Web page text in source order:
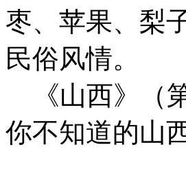
枣、苹果、梨
民俗风情。
《山西》（
你不知道的山西